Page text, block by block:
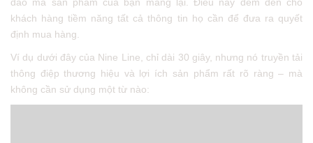
khách hàng tiềm năng tất cả thông tin họ cần để đưa ra quyết
định mua hàng.
Ví dụ dưới đây của Nine Line, chỉ dài 30 giây, nhưng nó truyền tải
thông điệp thương hiệu và lợi ích sản phẩm rất rõ ràng – mà
không cần sử dụng một từ nào: